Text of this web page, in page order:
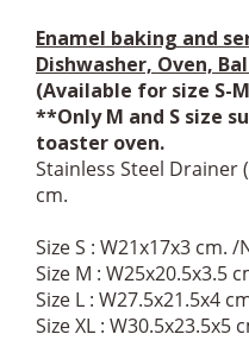
Enamel baking and
Dishwasher, Oven,
(Available for size S-
**Only M and S size
toaster oven.
Stainless Steel Drainer
cm.
Size S : W21x17x3 cm.
Size M : W25x20.5x3.5
Size L : W27.5x21.5x4
Size XL : W30.5x23.5x5